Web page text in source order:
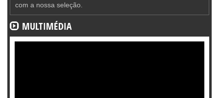
com a nossa seleção.
MULTIMÉDIA